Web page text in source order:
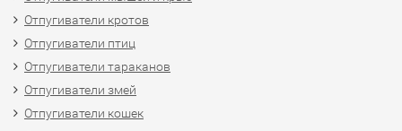
Отпугиватели кротов
Отпугиватели птиц
Отпугиватели тараканов
Отпугиватели змей
Отпугиватели кошек